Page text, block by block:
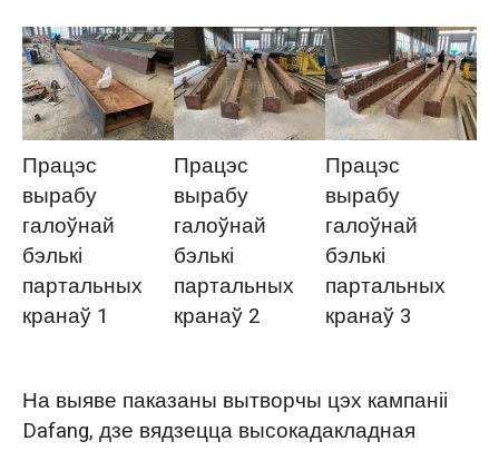
Працэс
вырабу
галоўнай
бэлькі
партальных
кранаў 1
Працэс
вырабу
галоўнай
бэлькі
партальных
кранаў 2
Працэс
вырабу
галоўнай
бэлькі
партальных
кранаў 3
На выяве паказаны вытворчы цэх кампаніі
Dafang, дзе вядзецца высокадакладная